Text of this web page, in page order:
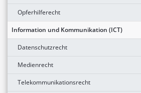
Opferhilferecht
Information und Kommunikation (ICT)
Datenschutzrecht
Medienrecht
Telekommunikationsrecht